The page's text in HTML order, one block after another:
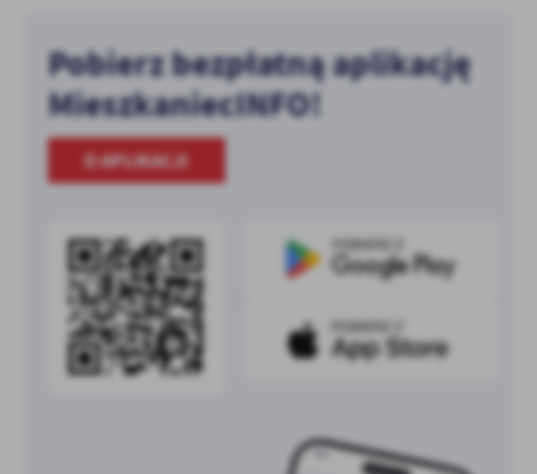
Pobierz bezpłatną aplikację
MieszkaniecINFO!
O APLIKACJI